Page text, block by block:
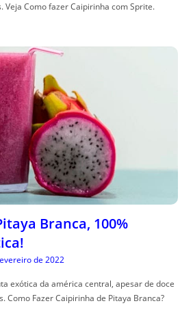
Veja Como fazer Caipirinha com Sprite.
Branca, 100%
de 2022
exótica da américa central, apesar de doce
Como Fazer Caipirinha de Pitaya Branca?